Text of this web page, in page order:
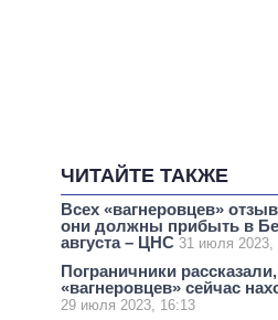
ЧИТАЙТЕ ТАКЖЕ
Всех «вагнеровцев»
они должны прибыть в
августа – ЦНС 31 июля 2023,
Пограничники
«вагнеровцев» сейчас
29 июля 2023, 16:13